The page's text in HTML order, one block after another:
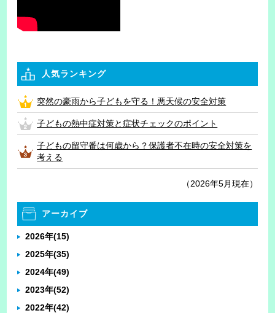
人気ランキング
突然の豪雨から子どもを守る！悪天候の安全対策
子どもの熱中症対策と症状チェックのポイント
子どもの留守番は何歳から？保護者不在時の安全対策を
考える
（2026年5月現在）
アーカイブ
2026年(15)
2025年(35)
2024年(49)
2023年(52)
2022年(42)